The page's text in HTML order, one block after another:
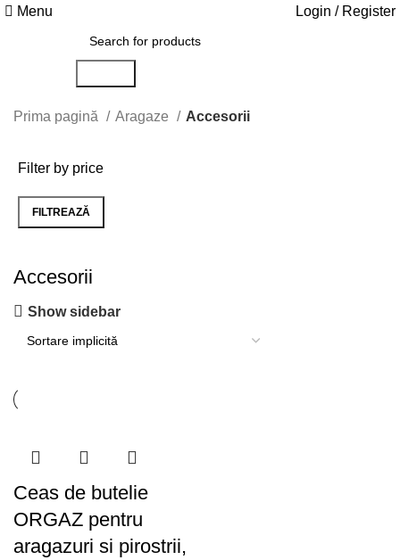
Menu Login / Register
Prima pagină Aragaze Accesorii
Filter by price
Preț
Preț
FILTREAZĂ
Accesorii
Show sidebar
Ceas de butelie
ORGAZ pentru
aragazuri si pirostrii,